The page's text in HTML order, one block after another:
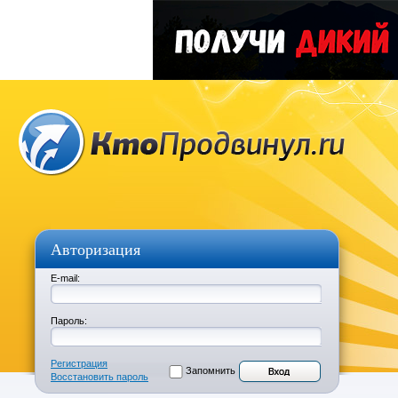
Авторизация
E-mail:
Пароль:
Регистрация
Восстановить пароль
Запомнить